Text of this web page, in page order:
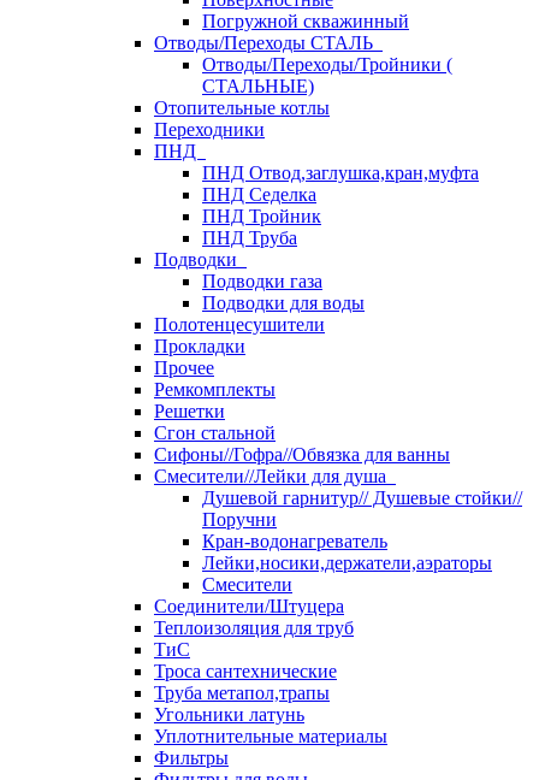
Погружной скважинный
Отводы/Переходы СТАЛЬ
Отводы/Переходы/Тройники (
СТАЛЬНЫЕ)
Отопительные котлы
Переходники
ПНД
ПНД Отвод,заглушка,кран,муфта
ПНД Седелка
ПНД Тройник
ПНД Труба
Подводки
Подводки газа
Подводки для воды
Полотенцесушители
Прокладки
Прочее
Ремкомплекты
Решетки
Сгон стальной
Сифоны//Гофра//Обвязка для ванны
Смесители//Лейки для душа
Душевой гарнитур// Душевые стойки//
Поручни
Кран-водонагреватель
Лейки,носики,держатели,аэраторы
Смесители
Соединители/Штуцера
Теплоизоляция для труб
ТиС
Троса сантехнические
Труба метапол,трапы
Угольники латунь
Уплотнительные материалы
Фильтры